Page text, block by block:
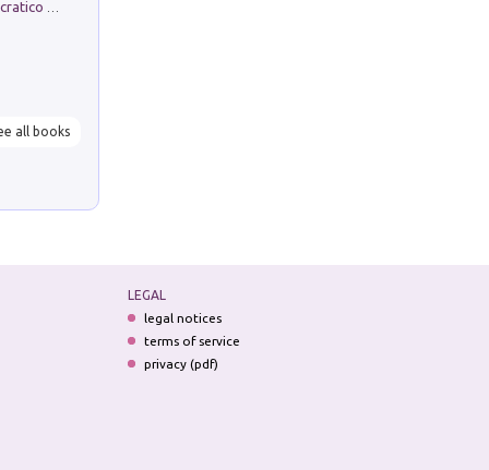
all books
LEGAL
legal notices
terms of service
privacy (pdf)